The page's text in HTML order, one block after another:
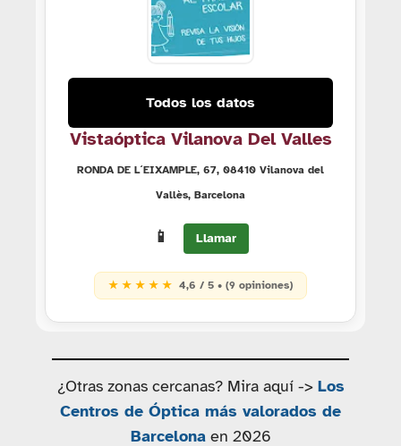
Todos los datos
Vistaóptica Vilanova Del Valles
RONDA DE L´EIXAMPLE, 67, 08410 Vilanova del
Vallès, Barcelona
📱 Llamar
★ ★ ★ ★ ★ 4,6 / 5 • (9 opiniones)
¿Otras zonas cercanas? Mira aquí -> Los
Centros de Óptica más valorados de
Barcelonaen 2026